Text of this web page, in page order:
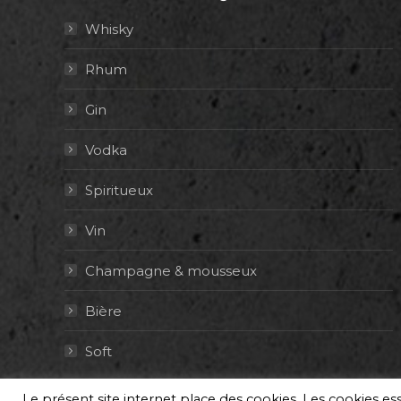
Whisky
Rhum
Gin
Vodka
Spiritueux
Vin
Champagne & mousseux
Bière
Soft